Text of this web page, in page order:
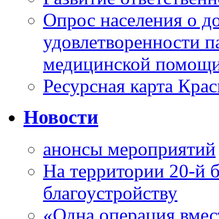
Опрос населения о
удовлетворенности
медицинской
Ресурсная карта
Новости
анонсы мероприятий
На территории 20-й
благоустройству